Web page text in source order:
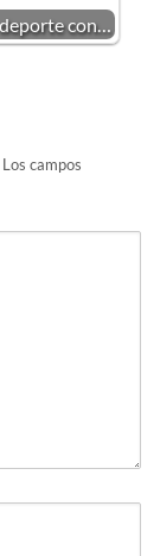
con…
Los campos